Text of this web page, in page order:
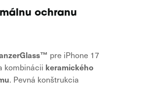
ochranu
pre iPhone 17
kombinácii keramického
. Pevná konštrukcia